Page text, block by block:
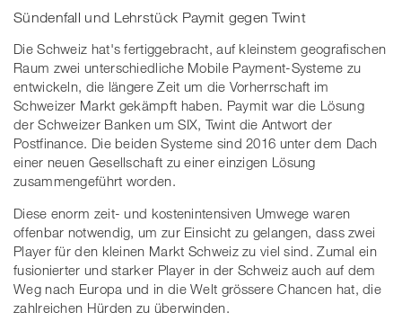
Sündenfall und Lehrstück Paymit gegen Twint
Die Schweiz hat's fertiggebracht, auf kleinstem geografischen
Raum zwei unterschiedliche Mobile Payment-Systeme zu
entwickeln, die längere Zeit um die Vorherrschaft im
Schweizer Markt gekämpft haben. Paymit war die Lösung
der Schweizer Banken um SIX, Twint die Antwort der
Postfinance. Die beiden Systeme sind 2016 unter dem Dach
einer neuen Gesellschaft zu einer einzigen Lösung
zusammengeführt worden.
Diese enorm zeit- und kostenintensiven Umwege waren
offenbar notwendig, um zur Einsicht zu gelangen, dass zwei
Player für den kleinen Markt Schweiz zu viel sind. Zumal ein
fusionierter und starker Player in der Schweiz auch auf dem
Weg nach Europa und in die Welt grössere Chancen hat, die
zahlreichen Hürden zu überwinden.